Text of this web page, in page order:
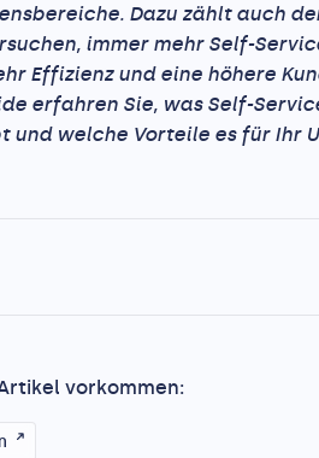
Dazu zählt auch
immer mehr Self-
Effizienz und eine höhere
erfahren Sie, was Self-
und welche Vorteile es für Ihr
vorkommen: